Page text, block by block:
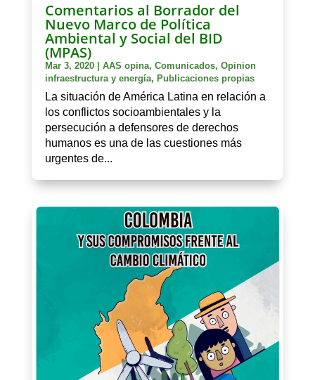
Comentarios al Borrador del
Nuevo Marco de Política
Ambiental y Social del BID
(MPAS)
Mar 3, 2020| AAS opina, Comunicados, Opinion
infraestructura y energía, Publicaciones propias
La situación de América Latina en relación a
los conflictos socioambientales y la
persecución a defensores de derechos
humanos es una de las cuestiones más
urgentes de...